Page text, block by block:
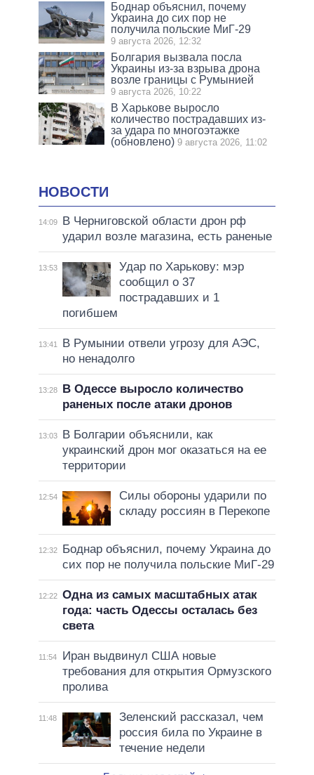
Боднар объяснил, почему
Украина до сих пор не
получила польские МиГ-29
9 августа 2026, 12:32
Болгария вызвала посла
Украины из-за взрыва дрона
возле границы с Румынией
9 августа 2026, 10:22
В Харькове выросло
количество пострадавших из-
за удара по многоэтажке
(обновлено) 9 августа 2026, 11:02
НОВОСТИ
14:09
В Черниговской области дрон рф
ударил возле магазина, есть раненые
13:53
Удар по Харькову: мэр
сообщил о 37
пострадавших и 1
погибшем
13:41
В Румынии отвели угрозу для АЭС,
но ненадолго
13:28
В Одессе выросло количество
раненых после атаки дронов
13:03
В Болгарии объяснили, как
украинский дрон мог оказаться на ее
территории
12:54
Силы обороны ударили по
складу россиян в Перекопе
12:32
Боднар объяснил, почему Украина до
сих пор не получила польские МиГ-29
12:22 Одна из самых масштабных атак
года: часть Одессы осталась без
света
11:54
Иран выдвинул США новые
требования для открытия Ормузского
пролива
11:48
Зеленский рассказал, чем
россия била по Украине в
течение недели